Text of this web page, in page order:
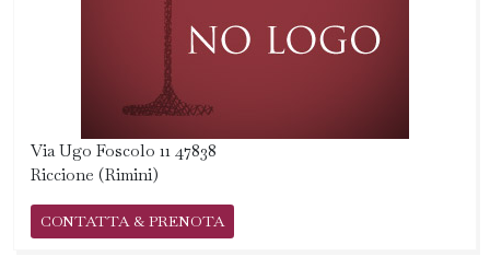
Via Ugo Foscolo 11 47838
Riccione (Rimini)
CONTATTA & PRENOTA